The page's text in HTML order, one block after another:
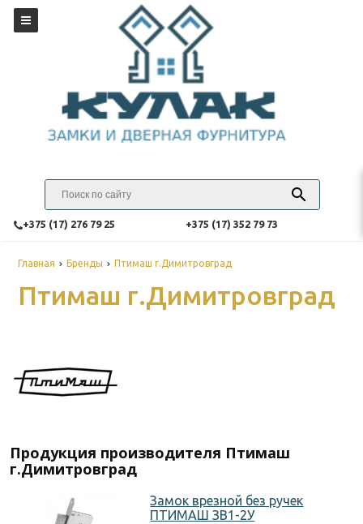
‎+375 (17) 276 79 25 ‎+375 (17) 352 79 73
Главная Бренды Птимаш г.Димитровград
Птимаш г.Димитровград
Продукция производителя Птимаш
г.Димитровград
Замок врезной без ручек
ПТИМАШ ЗВ1-2У